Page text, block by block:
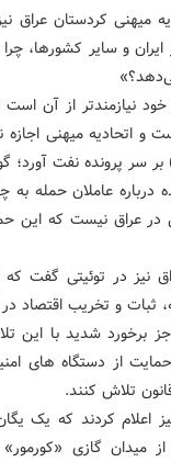
میهنی کردستان عراق
ایران و سایر کشورها،
نیازمندتر از آن
و اتحادیه میهنی
سر پرونده نفت آورد؛
عاملان حمله به
عراق نیست که این
نیز در توئیتی گفت
ثبات و تخریب اقتصاد
برخورد شدید با این
از دستگاه های
تلاش کنند.
اعلام کردند که یک
میدان گازی